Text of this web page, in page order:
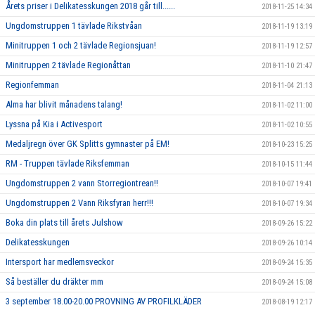
Årets priser i Delikatesskungen 2018 går till...... 2018-11-25 14:34
Ungdomstruppen 1 tävlade Rikstvåan 2018-11-19 13:19
Minitruppen 1 och 2 tävlade Regionsjuan! 2018-11-19 12:57
Minitruppen 2 tävlade Regionåttan 2018-11-10 21:47
Regionfemman 2018-11-04 21:13
Alma har blivit månadens talang! 2018-11-02 11:00
Lyssna på Kia i Activesport 2018-11-02 10:55
Medaljregn över GK Splitts gymnaster på EM! 2018-10-23 15:25
RM - Truppen tävlade Riksfemman 2018-10-15 11:44
Ungdomstruppen 2 vann Storregiontrean!! 2018-10-07 19:41
Ungdomstruppen 2 Vann Riksfyran herr!!! 2018-10-07 19:34
Boka din plats till årets Julshow 2018-09-26 15:22
Delikatesskungen 2018-09-26 10:14
Intersport har medlemsveckor 2018-09-24 15:35
Så beställer du dräkter mm 2018-09-24 15:08
3 september 18.00-20.00 PROVNING AV PROFILKLÄDER 2018-08-19 12:17